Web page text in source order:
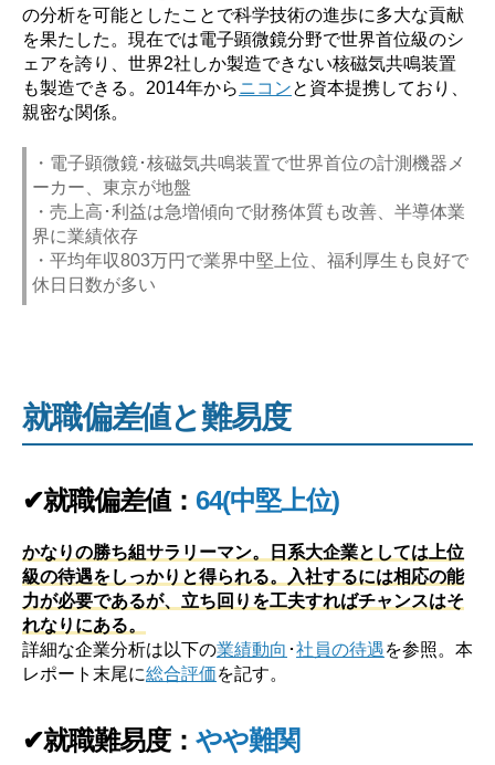
の分析を可能としたことで科学技術の進歩に多大な貢献
を果たした。現在では電子顕微鏡分野で世界首位級のシ
ェアを誇り、世界2社しか製造できない核磁気共鳴装置
も製造できる。2014年からニコンと資本提携しており、
親密な関係。
・電子顕微鏡･核磁気共鳴装置で世界首位の計測機器メ
ーカー、東京が地盤
・売上高･利益は急増傾向で財務体質も改善、半導体業
界に業績依存
・平均年収803万円で業界中堅上位、福利厚生も良好で
休日日数が多い
就職偏差値と難易度
✔就職偏差値：64(中堅上位)
かなりの勝ち組サラリーマン。日系大企業としては上位
級の待遇をしっかりと得られる。入社するには相応の能
力が必要であるが、立ち回りを工夫すればチャンスはそ
れなりにある。
詳細な企業分析は以下の業績動向 ･社員の待遇を参照。本
レポート末尾に総合評価を記す。
✔就職難易度：やや難関